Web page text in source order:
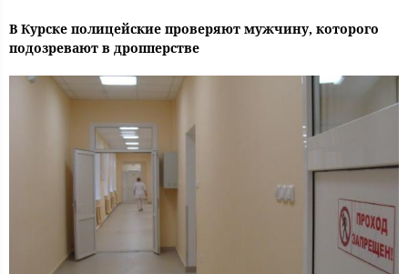
В Курске полицейские проверяют мужчину, которого
подозревают в дропперстве